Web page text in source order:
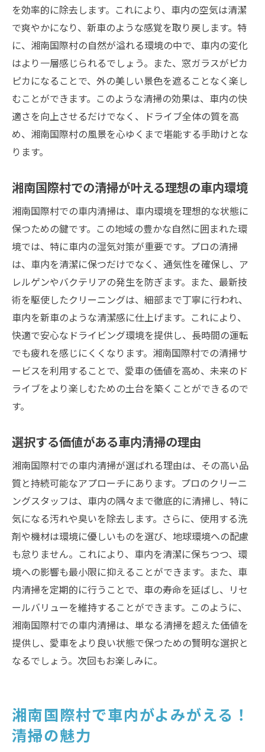
を効率的に除去します。これにより、車内の空気は清潔
で爽やかになり、新車のような感覚を取り戻します。特
に、湘南国際村の自然が溢れる環境の中で、車内の変化
はより一層感じられるでしょう。また、窓ガラスがピカ
ピカになることで、外の美しい景色を遮ることなく楽し
むことができます。このような清掃の効果は、車内の快
適さを向上させるだけでなく、ドライブ全体の質を高
め、湘南国際村の風景を心ゆくまで堪能する手助けとな
ります。
湘南国際村での清掃が叶える理想の車内環境
湘南国際村での車内清掃は、車内環境を理想的な状態に
保つための鍵です。この地域の豊かな自然に囲まれた環
境では、特に車内の湿気対策が重要です。プロの清掃
は、車内を清潔に保つだけでなく、通気性を確保し、ア
レルゲンやバクテリアの発生を防ぎます。また、最新技
術を駆使したクリーニングは、細部まで丁寧に行われ、
車内を新車のような清潔感に仕上げます。これにより、
快適で安心なドライビング環境を提供し、長時間の運転
でも疲れを感じにくくなります。湘南国際村での清掃サ
ービスを利用することで、愛車の価値を高め、未来のド
ライブをより楽しむための土台を築くことができるので
す。
選択する価値がある車内清掃の理由
湘南国際村での車内清掃が選ばれる理由は、その高い品
質と持続可能なアプローチにあります。プロのクリーニ
ングスタッフは、車内の隅々まで徹底的に清掃し、特に
気になる汚れや臭いを除去します。さらに、使用する洗
剤や機材は環境に優しいものを選び、地球環境への配慮
も怠りません。これにより、車内を清潔に保ちつつ、環
境への影響も最小限に抑えることができます。また、車
内清掃を定期的に行うことで、車の寿命を延ばし、リセ
ールバリューを維持することができます。このように、
湘南国際村での車内清掃は、単なる清掃を超えた価値を
提供し、愛車をより良い状態で保つための賢明な選択と
なるでしょう。次回もお楽しみに。
湘南国際村で車内がよみがえる！
清掃の魅力